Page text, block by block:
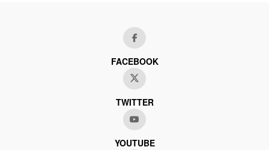
FACEBOOK
TWITTER
YOUTUBE